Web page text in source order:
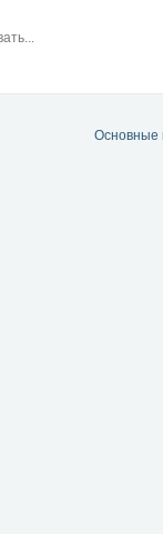
Основные